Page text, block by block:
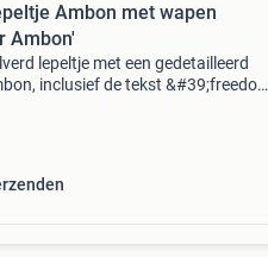
Ambon met wapen
Ambon'
lepeltje met een gedetailleerd
inclusief de tekst &#39;freedom